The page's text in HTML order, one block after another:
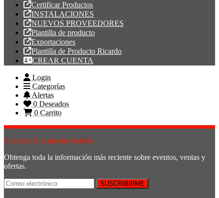
Certificar Productos
INSTALACIONES
NUEVOS PROVEEDORES
Plantilla de producto
Exportaciones
Plantilla de Producto Ricardo
CREAR CUENTA
Login
Categorías
Alertas
0 Deseados
0 Carrito
Suscripción a nuestro boletín
Obtenga toda la información más reciente sobre eventos, ventas y
ofertas.